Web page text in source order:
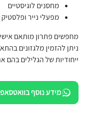
מחסנים לוגיסטיים
מפעלי נייר ופלסטיק
מחפשים פתרון מותאם
ניתן להזמין מלגזונים
ייחודיות של הגלילים
מידע נוסף בוואטסאפ